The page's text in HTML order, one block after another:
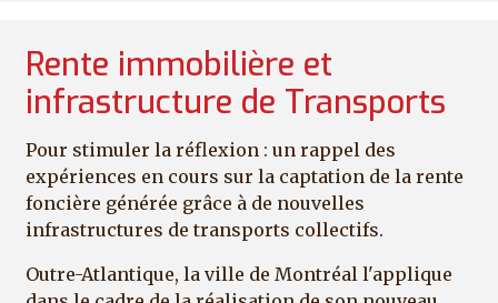
Rente immobilière et
infrastructure de Transports
Pour stimuler la réflexion : un rappel des
expériences en cours sur la captation de la rente
foncière générée grâce à de nouvelles
infrastructures de transports collectifs.
Outre-Atlantique, la ville de Montréal l'applique